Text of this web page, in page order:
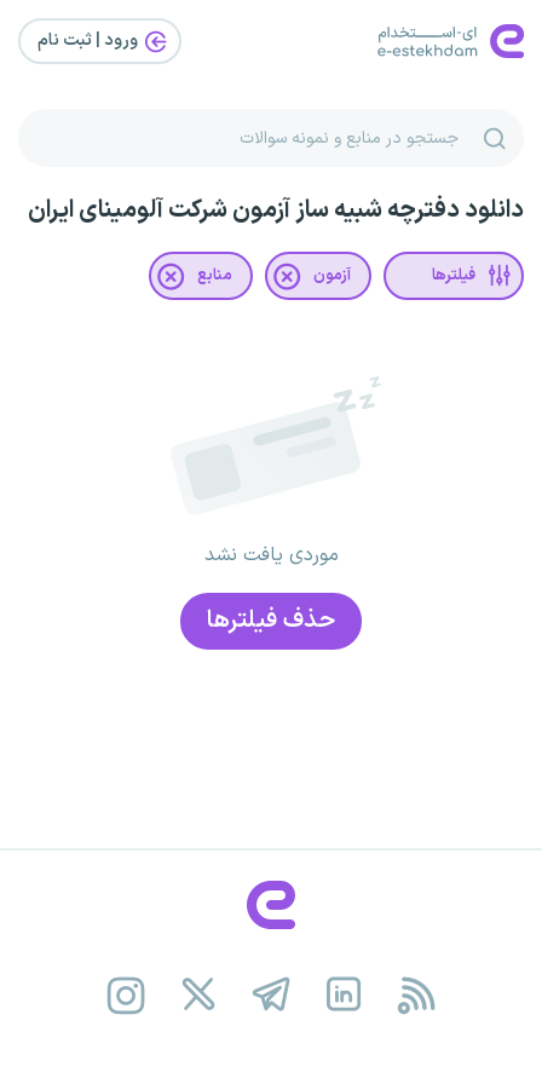
ورود | ثبت‌ نام
دانلود دفترچه شبیه ساز آزمون شرکت آلومینای ایران
فیلترها آزمون منابع
موردی یافت نشد
حذف فیلتر‌ها